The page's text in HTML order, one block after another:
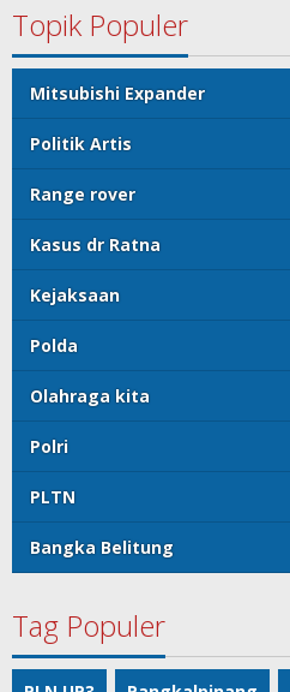
Topik Populer
Mitsubishi Expander
Politik Artis
Range rover
Kasus dr Ratna
Kejaksaan
Polda
Olahraga kita
Polri
PLTN
Bangka Belitung
Tag Populer